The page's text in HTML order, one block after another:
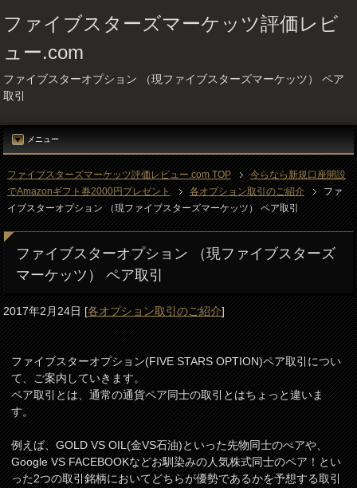
ファイブスターズマーケッツ評価レビ
ュー.com
ファイブスターオプション （現ファイブスターズマーケッツ） ペア
取引
メニュー
ファイブスターズマーケッツ評価レビュー.com TOP
今らなら新規口座開設
でAmazonギフト券2000円プレゼント
各オプション取引のご紹介
ファ
イブスターオプション （現ファイブスターズマーケッツ） ペア取引
ファイブスターオプション （現ファイブスターズ
マーケッツ） ペア取引
2017年2月24日[各オプション取引のご紹介]
ファイブスターオプション(FIVE STARS OPTION)ペア取引につい
て、ご案内していきます。
ペア取引とは、通常の通貨ペア同士の取引とはちょっと違いま
す。
例えば、GOLD VS OIL(金VS石油)といった先物同士のぺアや、
Google VS FACEBOOKなどお馴染みの人気株式同士のペア！とい
った2つの取引銘柄においてどちらが優勢であるかを予想する取引